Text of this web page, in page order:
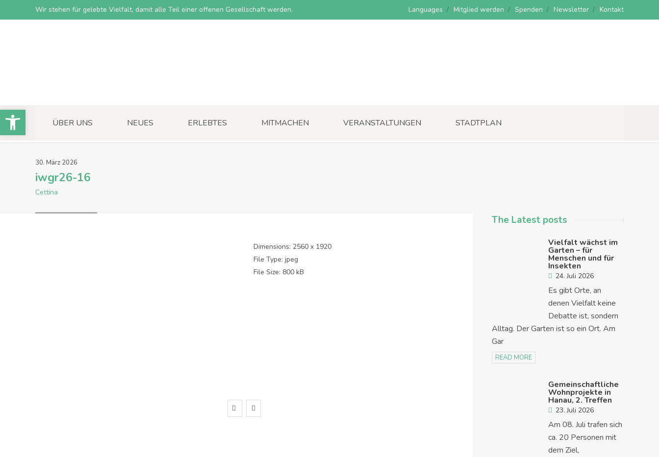
Wir stehen für gelebte Vielfalt, damit alle Teil einer offenen Gesellschaft werden. Languages Mitglied werden Spenden Newsletter Kontakt
ÜBER UNS NEUES ERLEBTES MITMACHEN VERANSTALTUNGEN STADTPLAN
30. März 2026
iwgr26-16
Cettina
Dimensions: 2560 x 1920
File Type: jpeg
File Size: 800 kB
The Latest posts
Vielfalt wächst im
Garten – für
Menschen und für
Insekten
24. Juli 2026
Es gibt Orte, an
denen Vielfalt keine
Debatte ist, sondern
Alltag. Der Garten ist so ein Ort. Am
Gar
READ MORE
Gemeinschaftliche
Wohnprojekte in
Hanau, 2. Treffen
23. Juli 2026
Am 08. Juli trafen sich
ca. 20 Personen mit
dem Ziel,
Open toolbar